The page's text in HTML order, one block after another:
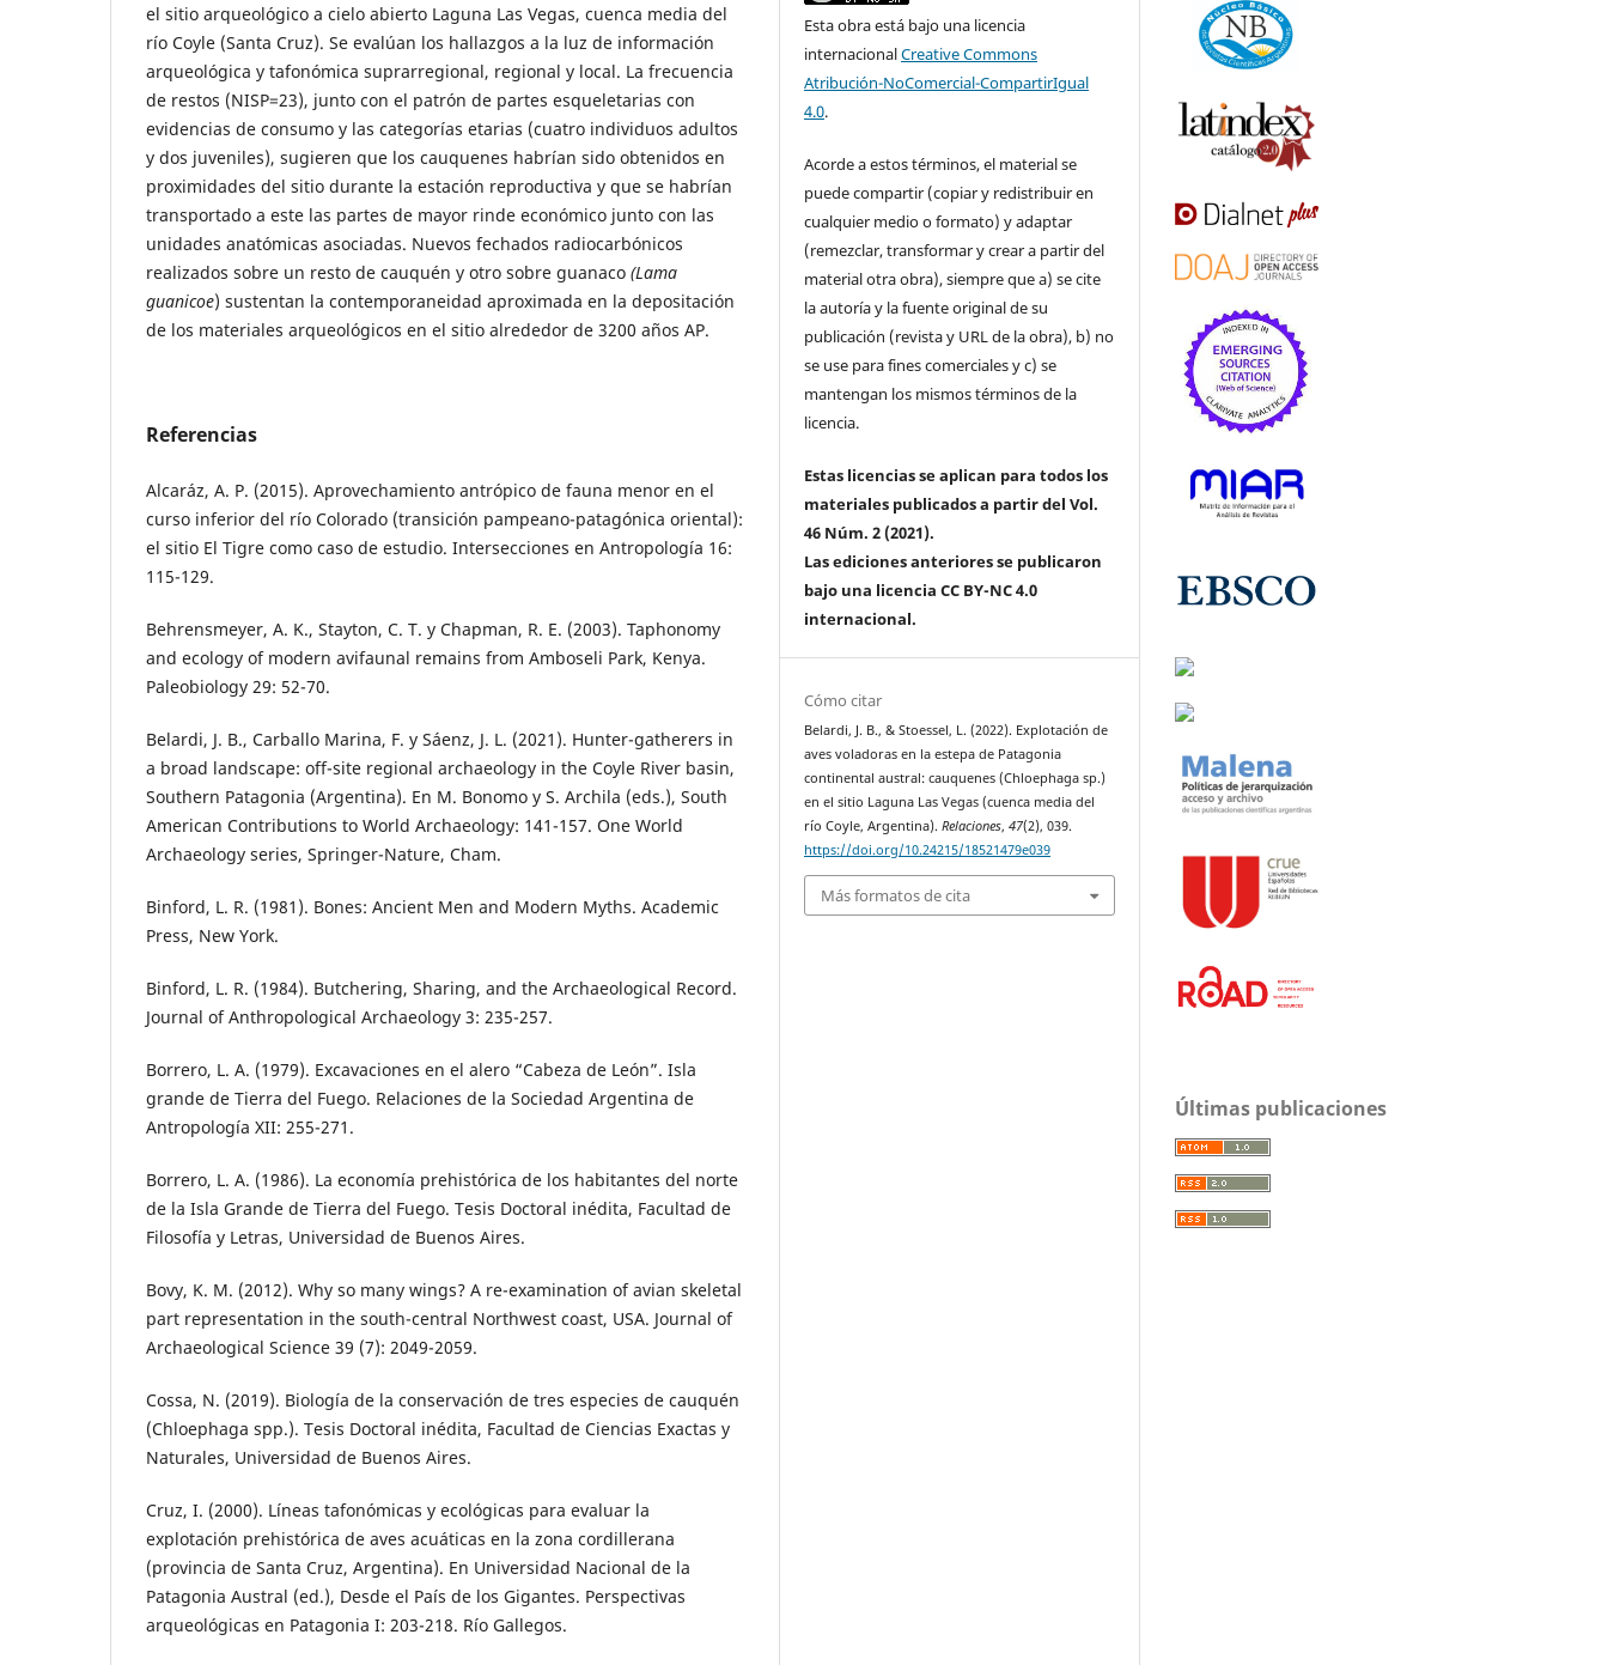
el sitio arqueológico a cielo abierto Laguna Las Vegas, cuenca media del
río Coyle (Santa Cruz). Se evalúan los hallazgos a la luz de información
arqueológica y tafonómica suprarregional, regional y local. La frecuencia
de restos (NISP=23), junto con el patrón de partes esqueletarias con
evidencias de consumo y las categorías etarias (cuatro individuos adultos
y dos juveniles), sugieren que los cauquenes habrían sido obtenidos en
proximidades del sitio durante la estación reproductiva y que se habrían
transportado a este las partes de mayor rinde económico junto con las
unidades anatómicas asociadas. Nuevos fechados radiocarbónicos
realizados sobre un resto de cauquén y otro sobre guanaco (Lama
guanicoe) sustentan la contemporaneidad aproximada en la depositación
de los materiales arqueológicos en el sitio alrededor de 3200 años AP.
Referencias
Alcaráz, A. P. (2015). Aprovechamiento antrópico de fauna menor en el
curso inferior del río Colorado (transición pampeano-patagónica oriental):
el sitio El Tigre como caso de estudio. Intersecciones en Antropología 16:
115-129.
Behrensmeyer, A. K., Stayton, C. T. y Chapman, R. E. (2003). Taphonomy
and ecology of modern avifaunal remains from Amboseli Park, Kenya.
Paleobiology 29: 52-70.
Belardi, J. B., Carballo Marina, F. y Sáenz, J. L. (2021). Hunter-gatherers in
a broad landscape: off-site regional archaeology in the Coyle River basin,
Southern Patagonia (Argentina). En M. Bonomo y S. Archila (eds.), South
American Contributions to World Archaeology: 141-157. One World
Archaeology series, Springer-Nature, Cham.
Binford, L. R. (1981). Bones: Ancient Men and Modern Myths. Academic
Press, New York.
Binford, L. R. (1984). Butchering, Sharing, and the Archaeological Record.
Journal of Anthropological Archaeology 3: 235-257.
Borrero, L. A. (1979). Excavaciones en el alero “Cabeza de León”. Isla
grande de Tierra del Fuego. Relaciones de la Sociedad Argentina de
Antropología XII: 255-271.
Borrero, L. A. (1986). La economía prehistórica de los habitantes del norte
de la Isla Grande de Tierra del Fuego. Tesis Doctoral inédita, Facultad de
Filosofía y Letras, Universidad de Buenos Aires.
Bovy, K. M. (2012). Why so many wings? A re-examination of avian skeletal
part representation in the south-central Northwest coast, USA. Journal of
Archaeological Science 39 (7): 2049-2059.
Cossa, N. (2019). Biología de la conservación de tres especies de cauquén
(Chloephaga spp.). Tesis Doctoral inédita, Facultad de Ciencias Exactas y
Naturales, Universidad de Buenos Aires.
Cruz, I. (2000). Líneas tafonómicas y ecológicas para evaluar la
explotación prehistórica de aves acuáticas en la zona cordillerana
(provincia de Santa Cruz, Argentina). En Universidad Nacional de la
Patagonia Austral (ed.), Desde el País de los Gigantes. Perspectivas
arqueológicas en Patagonia I: 203-218. Río Gallegos.
Esta obra está bajo una licencia
internacionalCreative Commons
Atribución-NoComercial-CompartirIgual
4.0.
Acorde a estos términos, el material se
puede compartir (copiar y redistribuir en
cualquier medio o formato) y adaptar
(remezclar, transformar y crear a partir del
material otra obra), siempre que a) se cite
la autoría y la fuente original de su
publicación (revista y URL de la obra), b) no
se use para fines comerciales y c) se
mantengan los mismos términos de la
licencia.
Estas licencias se aplican para todos los
materiales publicados a partir del Vol.
46 Núm. 2 (2021).
Las ediciones anteriores se publicaron
bajo una licencia CC BY-NC 4.0
internacional.
Cómo citar
Belardi, J. B., & Stoessel, L. (2022). Explotación de
aves voladoras en la estepa de Patagonia
continental austral: cauquenes (Chloephaga sp.)
en el sitio Laguna Las Vegas (cuenca media del
río Coyle, Argentina).Relaciones,47(2), 039.
https://doi.org/10.24215/18521479e039
Más formatos de cita
Últimas publicaciones